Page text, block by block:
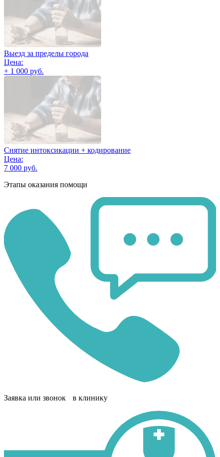
Выезд за пределы города
Цена:
+ 1 000 руб.
Снятие интоксикации + кодирование
Цена:
7 000 руб.
Этапы оказания помощи
Заявка или звонок в клинику